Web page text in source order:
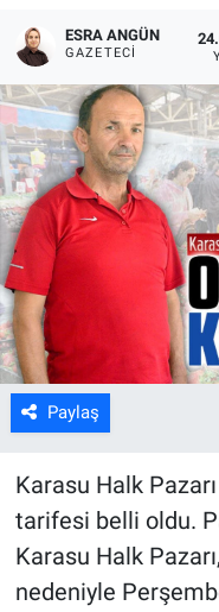
ESRA ANGÜN
GAZETECI
Paylaş
Karasu Halk
tarifesi belli oldu.
Karasu Halk
nedeniyle